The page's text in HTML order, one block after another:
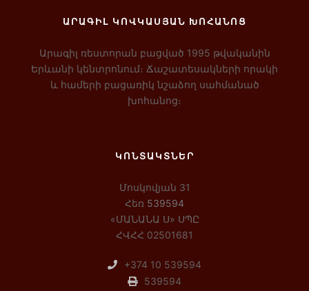
ԱՐԱԳԻԼ ԿՈՎԿԱՍՅԱՆ ԽՈՀԱՆՈՑ
Արագիլ ռեստորան բացված 1995 թվականին
Երևանի կենտրոնում։ Ճաշատեսակների որակի
և համերի բացառիկ նշաձող սահմանած
խոհանոց։
ԿՈՆՏԱԿՏՆԵՐ
Մոսկովյան 31
Հեռ 539594
«ՄԱՆԱՆԱ Ս» ՍՊԸ
ՀՎՀՀ 02501681
+374 10 539594
539594